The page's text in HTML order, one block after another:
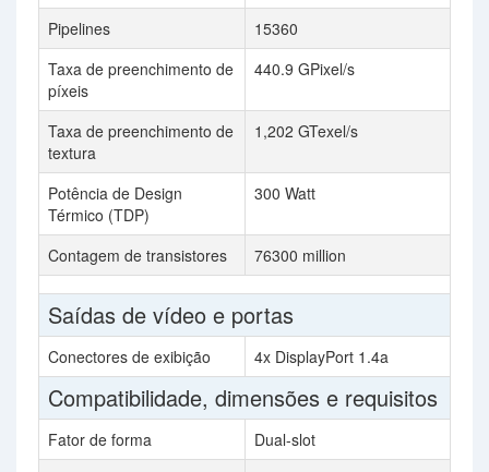
Pipelines
15360
Taxa de preenchimento de
píxeis
440.9 GPixel/s
Taxa de preenchimento de
textura
1,202 GTexel/s
Potência de Design
Térmico (TDP)
300 Watt
Contagem de transistores 76300 million
Saídas de vídeo e portas
Conectores de exibição 4x DisplayPort 1.4a
Compatibilidade, dimensões e requisitos
Fator de forma
Dual-slot